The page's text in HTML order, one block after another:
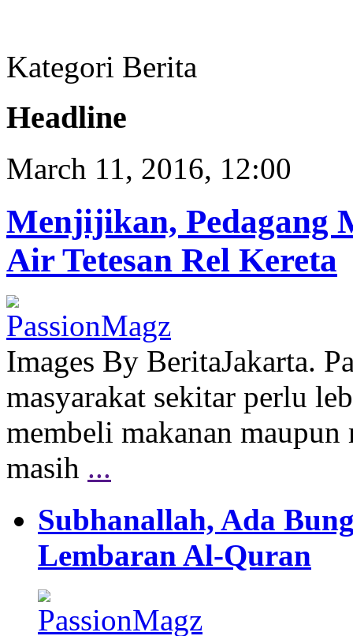
Kategori Berita
Headline
March 11, 2016, 12:00
Menjijikan, Pedagang
Air Tetesan Rel Kereta
Images By BeritaJakarta.
masyarakat sekitar perlu
membeli makanan
masih ...
Subhanallah, Ada
Lembaran Al-Quran